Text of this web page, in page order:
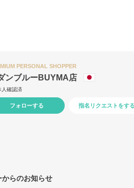
PERSONAL SHOPPER
ンブルーBUYMA店
人確認済
フォローする 指名リクエストをする
らのお知らせ